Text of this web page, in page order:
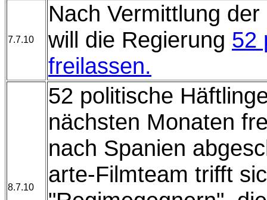
7.7.10
Nach Vermittlung
will die Regierung 52
freilassen.
8.7.10
52 politische
nächsten Monaten
nach Spanien
arte-Filmteam trifft